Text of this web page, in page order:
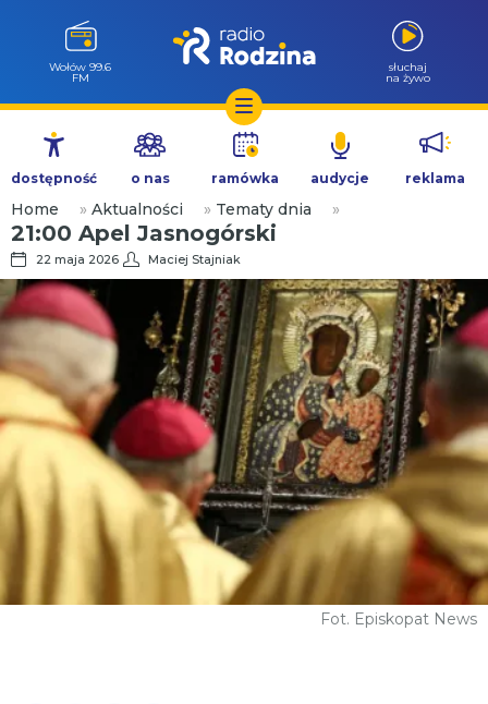
Przejdź
treści
Wołów 99.6
FM
słuchaj
na żywo
dostępność o nas ramówka audycje reklama
Home » Aktualności » Tematy dnia »
21:00 Apel Jasnogórski
22 maja 2026 Maciej Stajniak
Fot. Episkopat News